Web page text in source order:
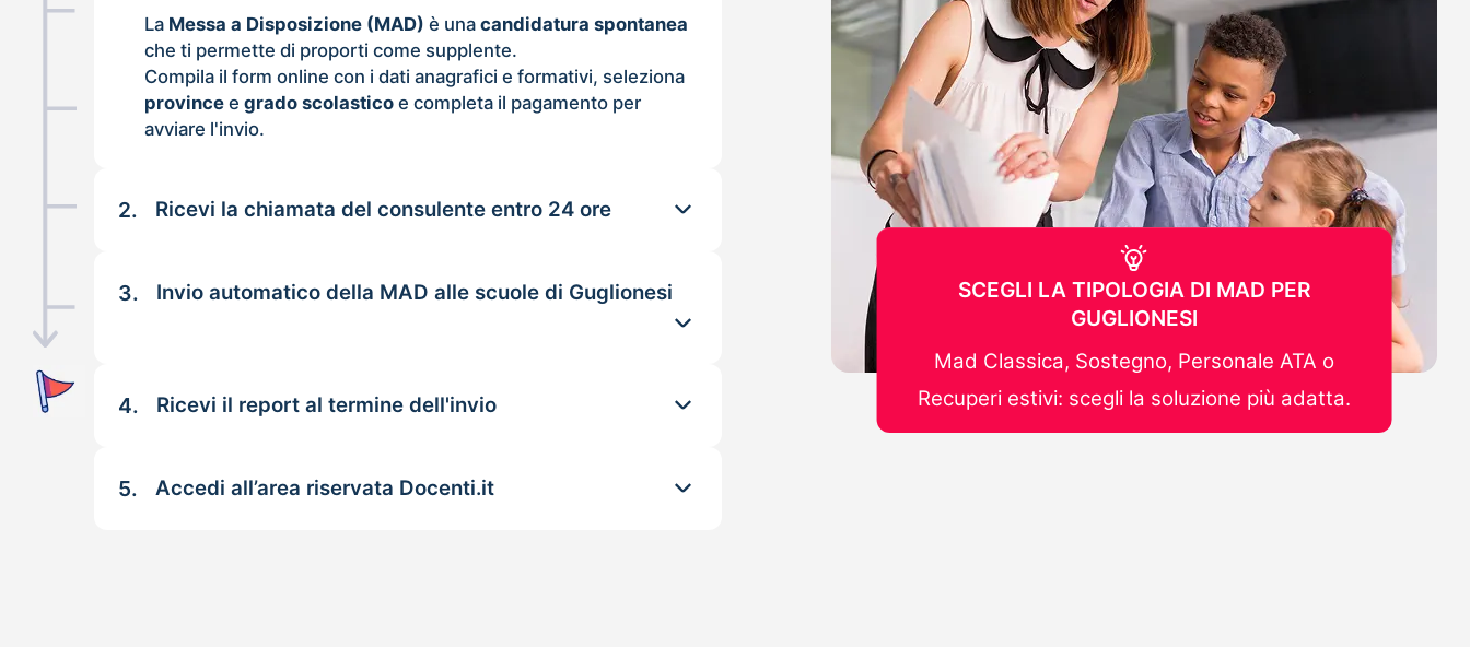
La Messa a Disposizione (MAD) è unacandidatura spontanea
che ti permette di proporti come supplente.
Compila il form online con i dati anagrafici e formativi, seleziona
province egrado scolastico e completa il pagamento per
avviare l'invio.
2. Ricevi la chiamata del consulente entro 24 ore
3. Invio automatico della MAD alle scuole di Guglionesi
4. Ricevi il report al termine dell'invio
5. Accedi all’area riservata Docenti.it
SCEGLI LA TIPOLOGIA DI MAD PER
GUGLIONESI
Mad Classica, Sostegno, Personale ATA o
Recuperi estivi: scegli la soluzione più adatta.